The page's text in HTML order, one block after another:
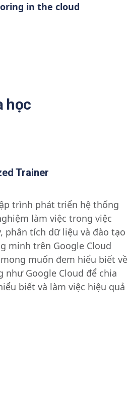
in the cloud
học
Trainer
trình phát triển hệ thống
làm việc trong việc
phân tích dữ liệu và đào tạo
minh trên Google Cloud
muốn đem hiểu biết về
như Google Cloud để chia
biết và làm việc hiệu quả